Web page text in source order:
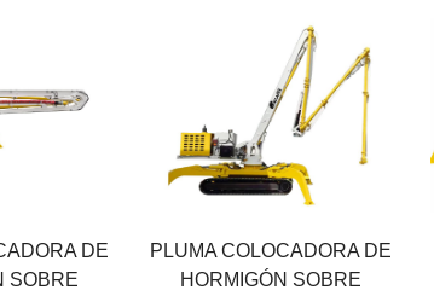
DE
SOBRE
PLUMA COLOCADORA DE
HORMIGÓN SOBRE
Posición del radio
Presión del sistema
32 MPA
65 KW